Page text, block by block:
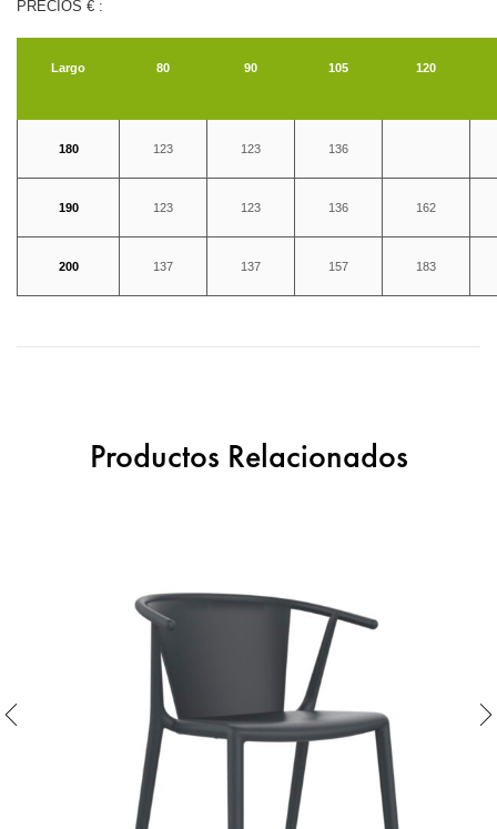
PRECIOS € :
Largo 80 90 105 120
180 123 123 136
190 123 123 136 162
200 137 137 157 183
Productos Relacionados